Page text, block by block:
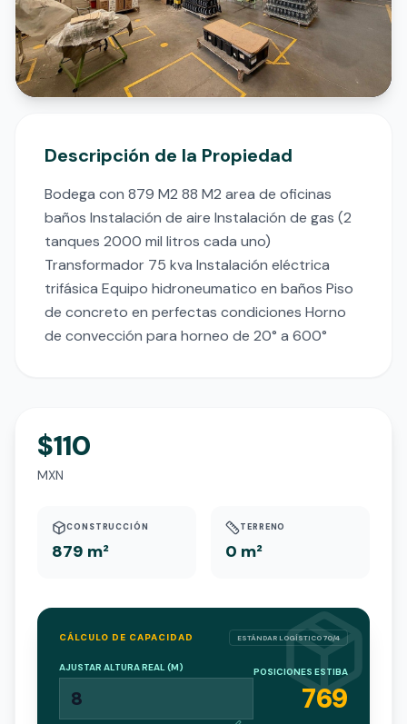
Descripción de la Propiedad
Bodega con 879 M2 88 M2 area de oficinas
baños ️Instalación de aire Instalación de gas (2
tanques 2000 mil litros cada uno)
️Transformador 75 kva Instalación eléctrica
trifásica Equipo hidroneumatico en baños Piso
de concreto en perfectas condiciones Horno
de convección para horneo de 20° a 600°
$110
MXN
CONSTRUCCIÓN
879 m²
TERRENO
0 m²
CÁLCULO DE CAPACIDAD ESTÁNDAR LOGÍSTICO 70/4
AJUSTAR ALTURA REAL (M) POSICIONES ESTIBA
769